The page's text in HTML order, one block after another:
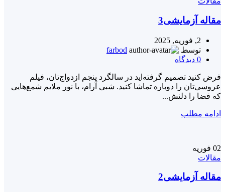
مقاله آزمایشی3
2, فوریه, 2025
توسط
farbod
0 دیدگاه
فرض کنید تصمیم گرفته‌اید در سالگرد پنجم ازدواج‌تان، فیلم
عروسی‌تان را دوباره تماشا کنید. شبی آرام، با نور ملایم شمع‌هایی
که فضا را دلنش...
ادامه مطلب
02 فوریه
مقالات
مقاله آزمایشی2